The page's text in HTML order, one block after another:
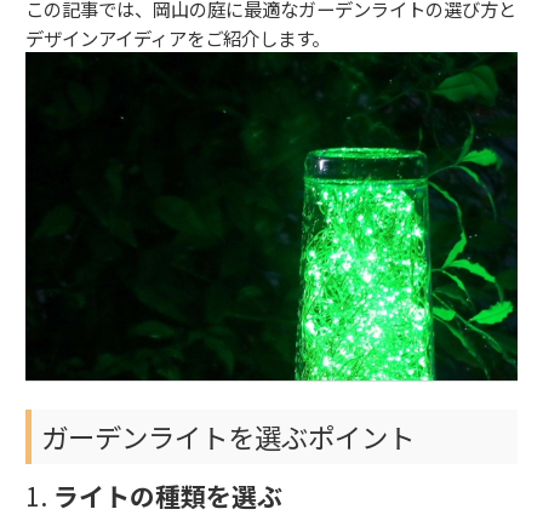
この記事では、岡山の庭に最適なガーデンライトの選び方と
デザインアイディアをご紹介します。
ガーデンライトを選ぶポイント
1. ライトの種類を選ぶ